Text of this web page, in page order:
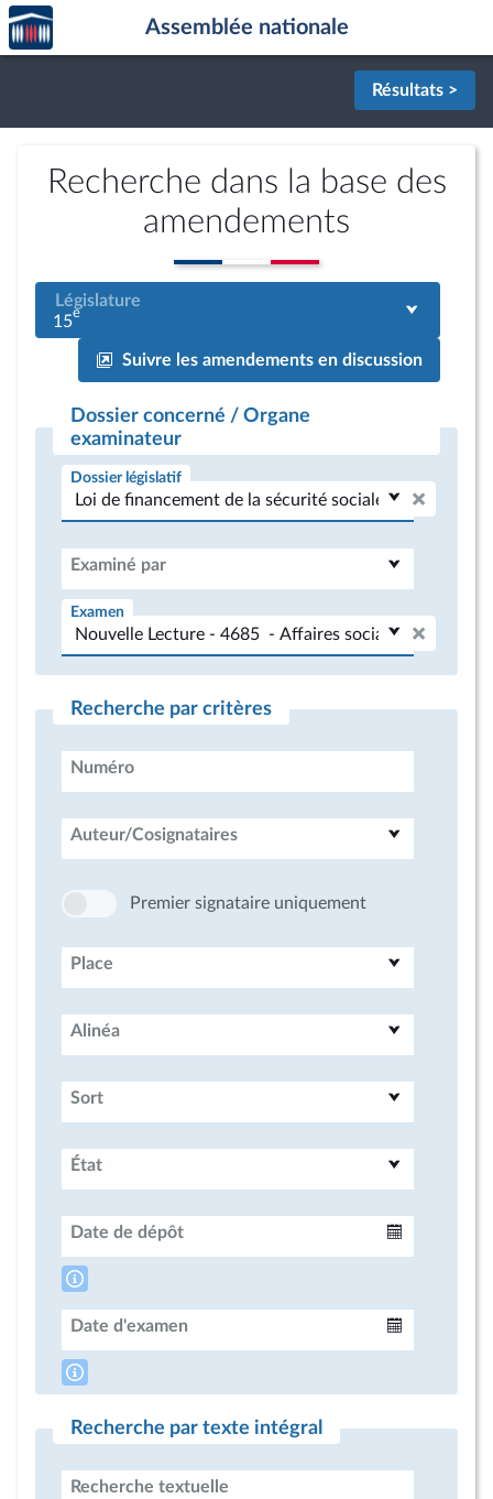
Aller au contenu
Aller en bas de la page
Accèder
à la
page
Assemblée nationale
Résultats >
Recherche dans la base des
amendements
Législature
15e
Suivre les amendements en discussion
Dossier concerné / Organe
examinateur
Dossier législatif
Examiné par
Examen
Recherche par critères
Numéro
Auteur/Cosignataires
Premier signataire uniquement
Place
Alinéa
Sort
État
Date de dépôt
Date d'examen
Recherche par texte intégral
Recherche textuelle